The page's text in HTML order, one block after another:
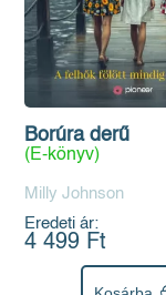
Borúra derű
(E-könyv)
Milly Johnson
Eredeti ár:
4 499 Ft